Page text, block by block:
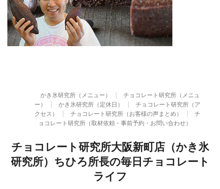
かき氷研究所（メニュー）
チョコレート研究所（メニュ
ー）
かき氷研究所（定休日）
チョコレート研究所（ア
クセス）
チョコレート研究所（お客様の声まとめ）
チ
ョコレート研究所（取材依頼・事前予約・お問い合わせ）
チョコレート研究所大阪新町店（かき氷
研究所）ちひろ所長の毎日チョコレート
ライフ